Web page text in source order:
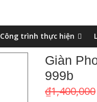
Công trình thực hiện
Giàn
999b
₫1,400,000